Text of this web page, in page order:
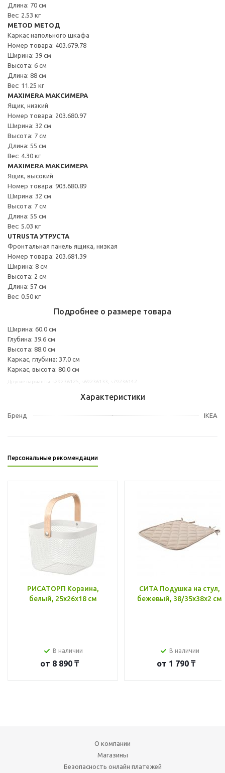
Длина: 70 см
Вес: 2.53 кг
METOD МЕТОД
Каркас напольного шкафа
Номер товара: 403.679.78
Ширина: 39 см
Высота: 6 см
Длина: 88 см
Вес: 11.25 кг
MAXIMERA МАКСИМЕРА
Ящик, низкий
Номер товара: 203.680.97
Ширина: 32 см
Высота: 7 см
Длина: 55 см
Вес: 4.30 кг
MAXIMERA МАКСИМЕРА
Ящик, высокий
Номер товара: 903.680.89
Ширина: 32 см
Высота: 7 см
Длина: 55 см
Вес: 5.03 кг
UTRUSTA УТРУСТА
Фронтальная панель ящика, низкая
Номер товара: 203.681.39
Ширина: 8 см
Высота: 2 см
Длина: 57 см
Вес: 0.50 кг
Подробнее о размере товара
Ширина: 60.0 см
Глубина: 39.6 см
Высота: 88.0 см
Каркас, глубина: 37.0 см
Каркас, высота: 80.0 см
Характеристики
Бренд IKEA
Персональные рекомендации
РИСАТОРП Корзина,
белый, 25x26x18 см
В наличии
от 8 890 ₸
СИТА Подушка на стул,
бежевый, 38/35x38x2 см
В наличии
от 1 790 ₸
О компании
Магазины
Безопасность онлайн платежей